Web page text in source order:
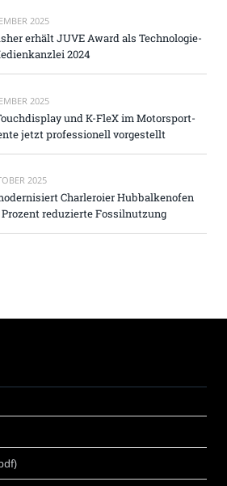
2025
erhält JUVE Award als Technologie-
2024
2025
und K-FleX im Motorsport-
jetzt professionell vorgestellt
2025
Charleroier Hubbalkenofen
Prozent reduzierte Fossilnutzung